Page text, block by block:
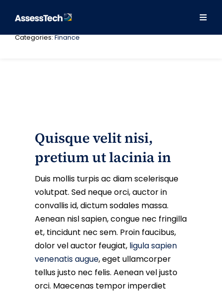
content
Our Approach
About
Contact
Our Approach
About
Contact
Last Updated: 18 August 2022
Categories:Finance
Quisque velit nisi,
pretium ut lacinia in
Duis mollis turpis ac diam scelerisque
volutpat. Sed neque orci, auctor in
convallis id, dictum sodales massa.
Aenean nisl sapien, congue nec fringilla
et, tincidunt nec sem. Proin faucibus,
dolor vel auctor feugiat,ligula sapien
venenatis augue, eget ullamcorper
tellus justo nec felis. Aenean vel justo
orci. Maecenas tempor imperdiet